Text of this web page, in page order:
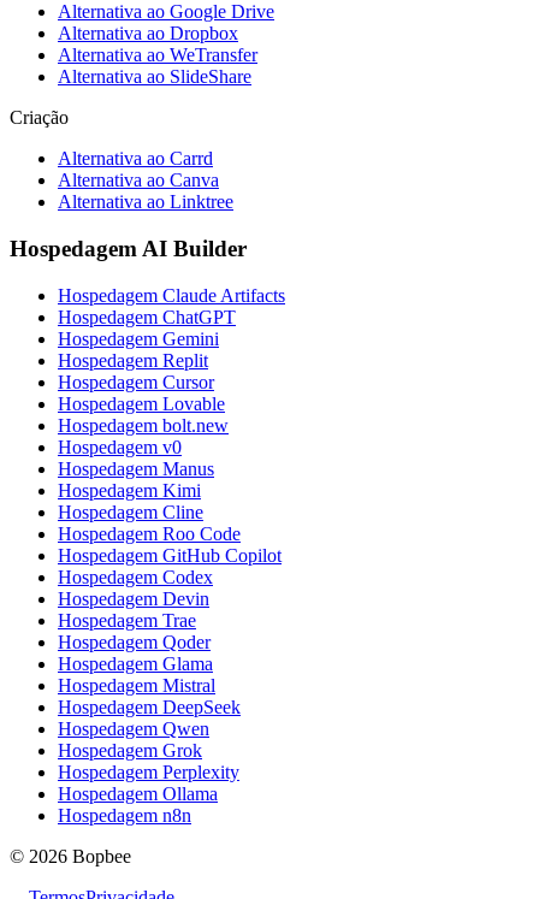
Alternativa ao Google Drive
Alternativa ao Dropbox
Alternativa ao WeTransfer
Alternativa ao SlideShare
Criação
Alternativa ao Carrd
Alternativa ao Canva
Alternativa ao Linktree
Hospedagem AI Builder
Hospedagem Claude Artifacts
Hospedagem ChatGPT
Hospedagem Gemini
Hospedagem Replit
Hospedagem Cursor
Hospedagem Lovable
Hospedagem bolt.new
Hospedagem v0
Hospedagem Manus
Hospedagem Kimi
Hospedagem Cline
Hospedagem Roo Code
Hospedagem GitHub Copilot
Hospedagem Codex
Hospedagem Devin
Hospedagem Trae
Hospedagem Qoder
Hospedagem Glama
Hospedagem Mistral
Hospedagem DeepSeek
Hospedagem Qwen
Hospedagem Grok
Hospedagem Perplexity
Hospedagem Ollama
Hospedagem n8n
© 2026 Bopbee